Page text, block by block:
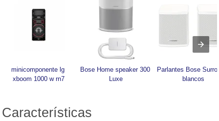
minicomponente lg
xboom 1000 w rn7
Bose Home speaker 300
Luxe
Parlantes Bose
blancos
Características